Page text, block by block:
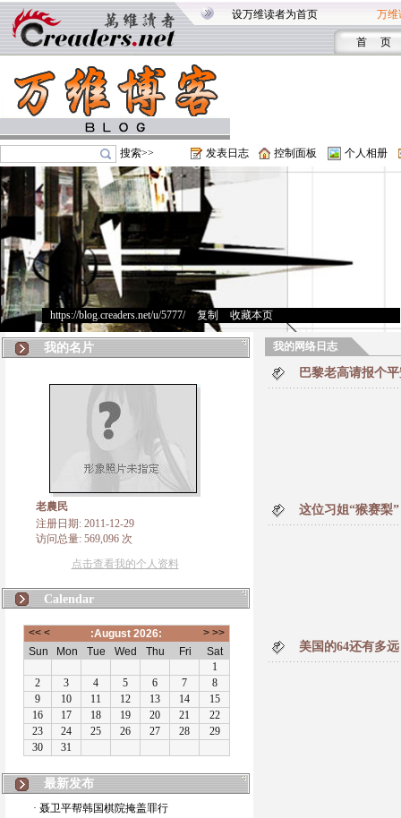
设万维读者为首页 万维
首 页
搜索>> 发表日志 控制面板 个人相册
https://blog.creaders.net/u/5777/> 复制 收藏本页
我的名片
老農民
注册日期: 2011-12-29
访问总量: 569,096 次
点击查看我的个人资料
Calendar
最新发布
· 聂卫平帮韩国棋院掩盖罪行
我的网络日志
巴黎老高请报个
这位习姐“猴赛梨”
美国的64还有多